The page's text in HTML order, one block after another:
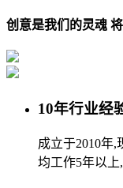
创意是我们的灵魂
10年行业经
成立于2010年,
均工作5年以